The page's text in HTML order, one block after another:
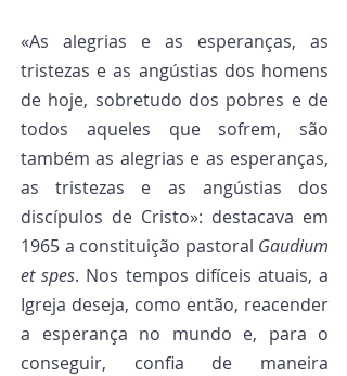
«As alegrias e as esperanças, as
tristezas e as angústias dos homens
de hoje, sobretudo dos pobres e de
todos aqueles que sofrem, são
também as alegrias e as esperanças,
as tristezas e as angústias dos
discípulos de Cristo»: destacava em
1965 a constituição pastoral Gaudium
et spes. Nos tempos difíceis atuais, a
Igreja deseja, como então, reacender
a esperança no mundo e, para o
conseguir, confia de maneira